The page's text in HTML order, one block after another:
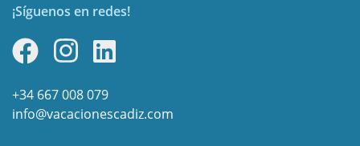
¡Síguenos en redes!
+34 667 008 079
info@vacacionescadiz.com